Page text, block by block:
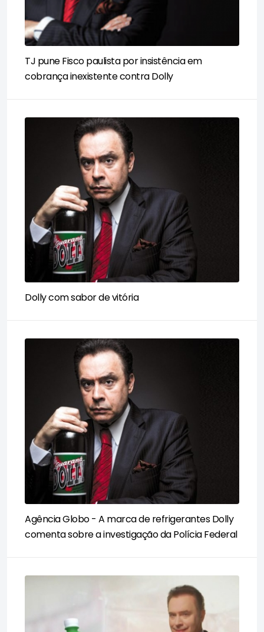
TJ pune Fisco paulista por insistência em
cobrança inexistente contra Dolly
Dolly com sabor de vitória
Agência Globo - A marca de refrigerantes Dolly
comenta sobre a investigação da Polícia Federal